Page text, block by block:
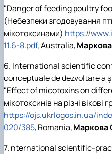
"Danger of feeding poultry
(Небезпеки згодовування
мікотоксинами) https://
11.6-8.pdf, Australia,
6. International scientific
conceptuale de dezvoltare a
"Effect of micotoxins on
мікотоксинів на різні вікові
https://ojs.ukrlogos.in.ua/
020/385, Romania, Маркова
7. nternational scientific-